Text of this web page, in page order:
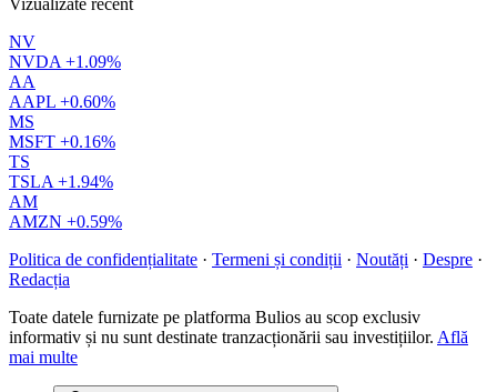
Vizualizate recent
NV
NVDA +1.09%
AA
AAPL +0.60%
MS
MSFT +0.16%
TS
TSLA +1.94%
AM
AMZN +0.59%
Politica de confidențialitate · Termeni și condiții · Noutăți · Despre ·
Redacția
Toate datele furnizate pe platforma Bulios au scop exclusiv
informativ și nu sunt destinate tranzacționării sau investițiilor. Află
mai multe